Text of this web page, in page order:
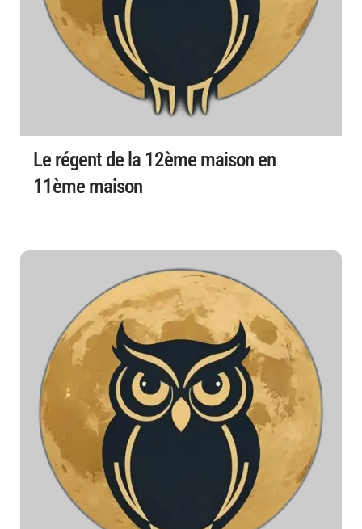
Le régent de la 12ème maison en
11ème maison